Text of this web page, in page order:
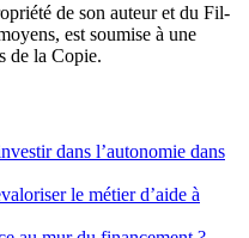
de son auteur et du Fil-
est soumise à une
de la Copie.
dans l’autonomie dans
le métier d’aide à